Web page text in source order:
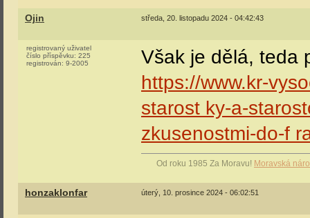
Ojin středa, 20. listopadu 2024 - 04:42:43
registrovaný uživatel
číslo příspěvku: 225
registrován: 9-2005
Však je dělá, teda
https://www.kr-
starost ky-a-
zkusenostmi-do-f
Od roku 1985 Za Moravu! Moravská
honzaklonfar úterý, 10. prosince 2024 - 06:02:51